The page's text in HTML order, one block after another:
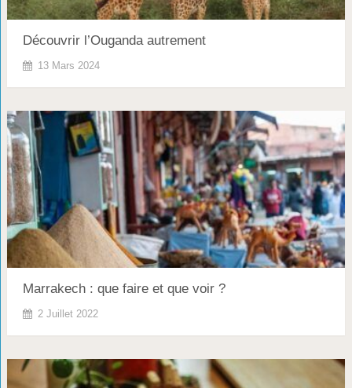
Découvrir l’Ouganda autrement
13 Mars 2024
Marrakech : que faire et que voir ?
2 Juillet 2022